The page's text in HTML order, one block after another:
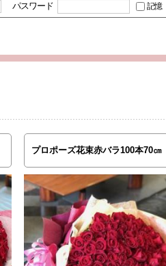
パスワード 記憶
プロポーズ花束赤バラ100本70㎝